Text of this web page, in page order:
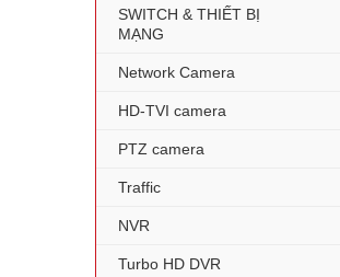
SWITCH & THIẾT BỊ
MẠNG
Network Camera
HD-TVI camera
PTZ camera
Traffic
NVR
Turbo HD DVR